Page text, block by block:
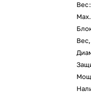
Вес:
Вес,
Получайте
75
с вашей карты